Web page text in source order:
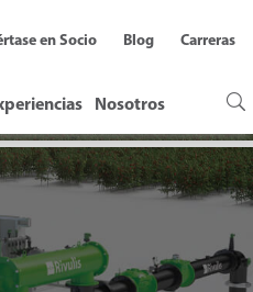
Nosotros
en Socio Blog Carreras